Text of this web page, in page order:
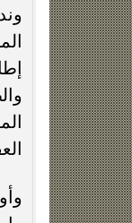
حقيقة منتحلة
تكشف سبب